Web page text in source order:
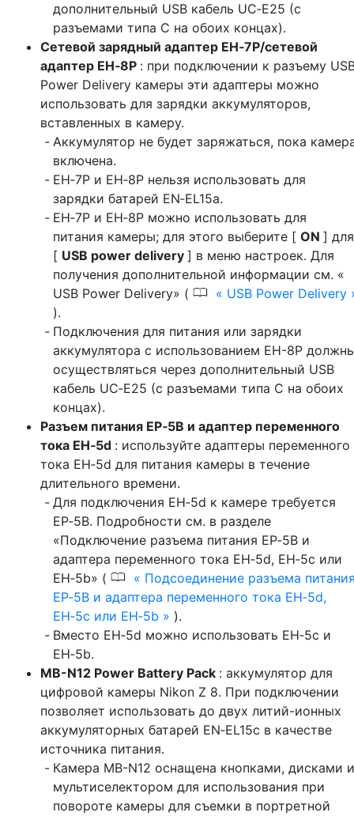
дополнительный USB кабель UC‑E25 (с
разъемами типа C на обоих концах).
Сетевой зарядный адаптер EH‑7P/сетевой
адаптер EH‑8P : при подключении к разъему
Power Delivery камеры эти адаптеры можно
использовать для зарядки аккумуляторов,
вставленных в камеру.
Аккумулятор не будет заряжаться, пока
включена.
EH‑7P и EH‑8P нельзя использовать для
зарядки батарей EN‑EL15a.
EH‑7P и EH‑8P можно использовать для
питания камеры; для этого выберите [ ON ] для
[ USB power delivery ] в меню настроек. Для
получения дополнительной информации см. «
USB Power Delivery» ( 0
USB Power Delivery
).
Подключения для питания или зарядки
аккумулятора с использованием EH-8P
осуществляться через дополнительный USB
кабель UC‑E25 (с разъемами типа C на обоих
концах).
Разъем питания EP‑5B и адаптер переменного
тока EH‑5d : используйте адаптеры переменного
тока EH‑5d для питания камеры в течение
длительного времени.
Для подключения EH‑5d к камере требуется
EP‑5B. Подробности см. в разделе
«Подключение разъема питания EP‑5B и
адаптера переменного тока EH‑5d, EH‑5c или
EH‑5b» ( 0
Подсоединение разъема
EP‑5B и адаптера переменного тока EH‑5d,
EH‑5c или EH‑5b
).
Вместо EH‑5d можно использовать EH‑5c и
EH‑5b.
MB-N12 Power Battery Pack : аккумулятор для
цифровой камеры Nikon Z 8. При подключении
позволяет использовать до двух литий-ионных
аккумуляторных батарей EN‑EL15c в качестве
источника питания.
Камера MB-N12 оснащена кнопками, дисками и
мультиселектором для использования при
повороте камеры для съемки в портретной